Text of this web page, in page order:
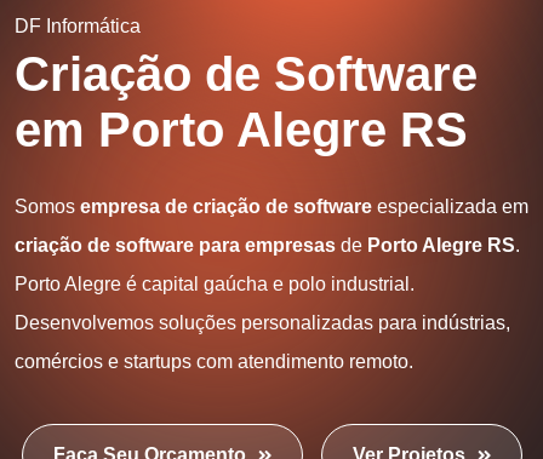
DF Informática
Criação de Software
em Porto Alegre RS
Somos empresa de criação de software especializada em
criação de software para empresas de Porto Alegre RS.
Porto Alegre é capital gaúcha e polo industrial.
Desenvolvemos soluções personalizadas para indústrias,
comércios e startups com atendimento remoto.
Faça Seu Orçamento Ver Projetos